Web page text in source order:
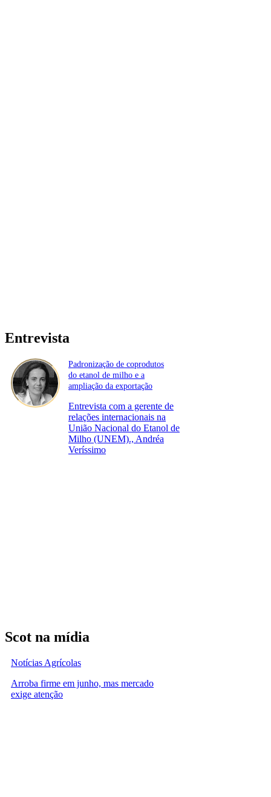
Entrevista
Padronização de coprodutos
do etanol de milho e a
ampliação da exportação
Entrevista com a gerente de
relações internacionais na
União Nacional do Etanol de
Milho (UNEM)., Andréa
Veríssimo
Scot na mídia
Notícias Agrícolas
Arroba firme em junho, mas mercado
exige atenção